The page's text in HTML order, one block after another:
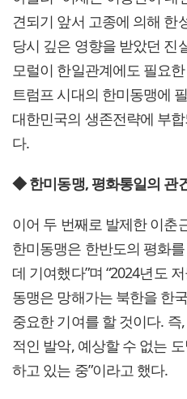
견되기 앞서 고종에 의해 한
당시 깊은 영향을 받았던 진
모럴이 한일관계에도 필요
트럼프 시대의 한미동맹에
대한민국의 생존전략에 부
다.
◆ 한미동맹, 평화통일의 관
이어 두 번째로 발제한 이춘
한미동맹은 한반도의 평화
데 기여했다”며 “2024년도
동맹은 망해가는 북한을 한
중요한 기여를 할 것이다.
적인 발악, 예상할 수 없는
하고 있는 중”이라고 했다.